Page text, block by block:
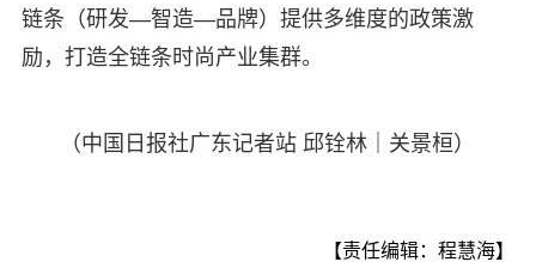
链条（研发—智造—品牌）提供多维度的政策激
励，打造全链条时尚产业集群。
（中国日报社广东记者站 邱铨林｜关景桓）​​
【责任编辑：程慧海】